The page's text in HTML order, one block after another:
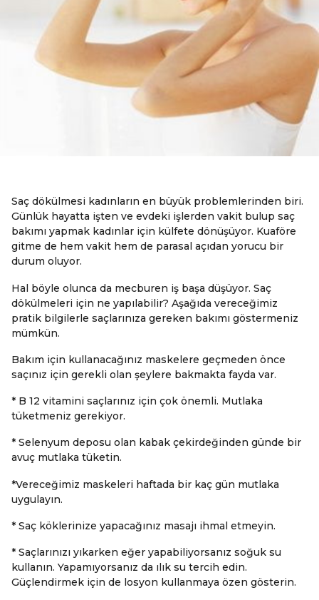
Saç dökülmesi kadınların en büyük problemlerinden biri.
Günlük hayatta işten ve evdeki işlerden vakit bulup saç
bakımı yapmak kadınlar için külfete dönüşüyor. Kuaföre
gitme de hem vakit hem de parasal açıdan yorucu bir
durum oluyor.
Hal böyle olunca da mecburen iş başa düşüyor. Saç
dökülmeleri için ne yapılabilir? Aşağıda vereceğimiz
pratik bilgilerle saçlarınıza gereken bakımı göstermeniz
mümkün.
Bakım için kullanacağınız maskelere geçmeden önce
saçınız için gerekli olan şeylere bakmakta fayda var.
* B 12 vitamini saçlarınız için çok önemli. Mutlaka
tüketmeniz gerekiyor.
* Selenyum deposu olan kabak çekirdeğinden günde bir
avuç mutlaka tüketin.
*Vereceğimiz maskeleri haftada bir kaç gün mutlaka
uygulayın.
* Saç köklerinize yapacağınız masajı ihmal etmeyin.
* Saçlarınızı yıkarken eğer yapabiliyorsanız soğuk su
kullanın. Yapamıyorsanız da ılık su tercih edin.
Güçlendirmek için de losyon kullanmaya özen gösterin.